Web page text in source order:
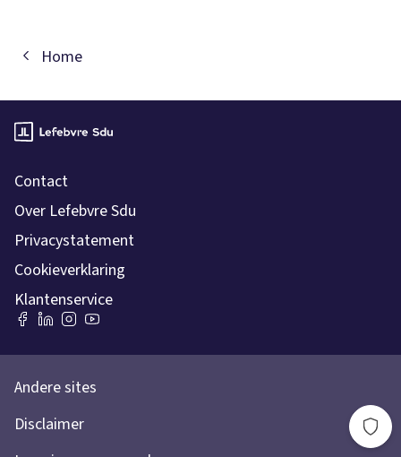
Home
Contact
Over Lefebvre Sdu
Privacystatement
Cookieverklaring
Klantenservice
Andere sites
Disclaimer